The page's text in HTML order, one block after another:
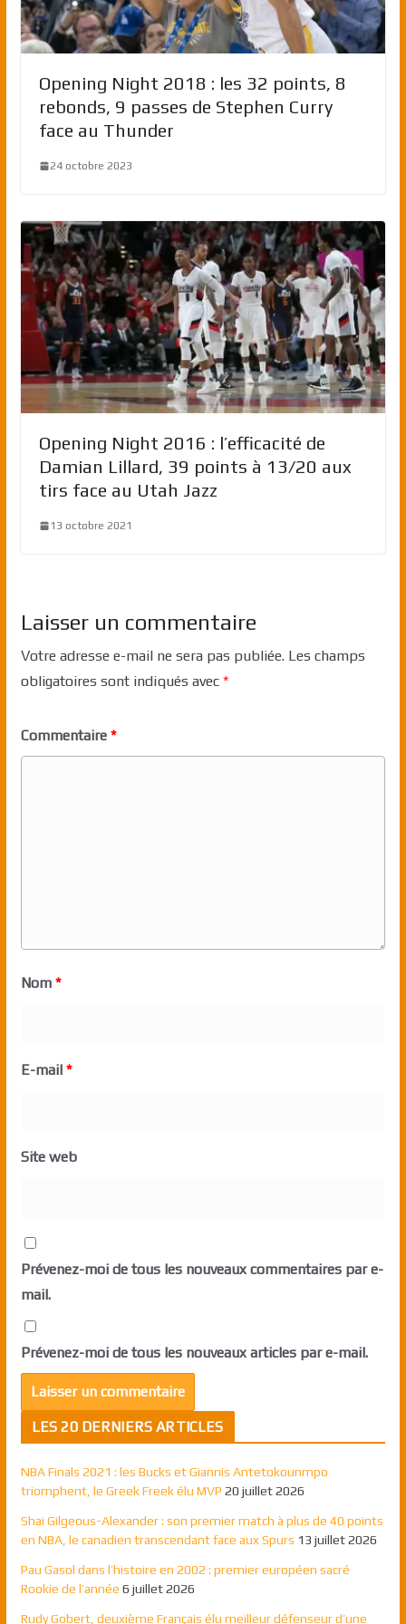
Opening Night 2018 : les 32 points, 8
rebonds, 9 passes de Stephen Curry
face au Thunder
24 octobre 2023
Opening Night 2016 : l’efficacité de
Damian Lillard, 39 points à 13/20 aux
tirs face au Utah Jazz
13 octobre 2021
Laisser un commentaire
Votre adresse e-mail ne sera pas publiée. Les champs
obligatoires sont indiqués avec *
Commentaire *
Nom *
E-mail *
Site web
Prévenez-moi de tous les nouveaux commentaires par e-
mail.
Prévenez-moi de tous les nouveaux articles par e-mail.
LES 20 DERNIERS ARTICLES
NBA Finals 2021 : les Bucks et Giannis Antetokounmpo
triomphent, le Greek Freek élu MVP 20 juillet 2026
Shai Gilgeous-Alexander : son premier match à plus de 40 points
en NBA, le canadien transcendant face aux Spurs 13 juillet 2026
Pau Gasol dans l’histoire en 2002 : premier européen sacré
Rookie de l’année 6 juillet 2026
Rudy Gobert, deuxième Français élu meilleur défenseur d’une